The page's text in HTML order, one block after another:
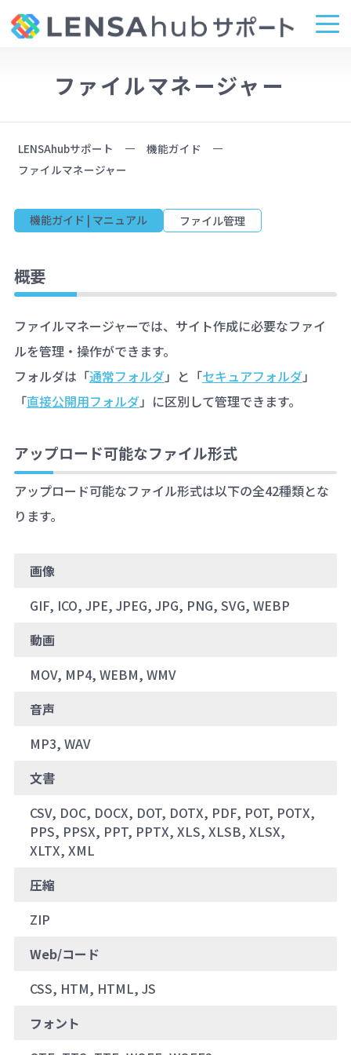
ファイルマネージャー
LENSAhubサポート
機能ガイド
ファイルマネージャー
機能ガイド | マニュアル ファイル管理
概要
ファイルマネージャーでは、サイト作成に必要なファイ
ルを管理・操作ができます。
フォルダは「通常フォルダ」と「セキュアフォルダ」
「直接公開用フォルダ」に区別して管理できます。
アップロード可能なファイル形式
アップロード可能なファイル形式は以下の全42種類とな
ります。
画像
GIF, ICO, JPE, JPEG, JPG, PNG, SVG, WEBP
動画
MOV, MP4, WEBM, WMV
音声
MP3, WAV
文書
CSV, DOC, DOCX, DOT, DOTX, PDF, POT, POTX,
PPS, PPSX, PPT, PPTX, XLS, XLSB, XLSX,
XLTX, XML
圧縮
ZIP
Web/コード
CSS, HTM, HTML, JS
フォント